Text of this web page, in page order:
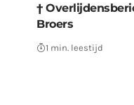
†
Broers
1 min. leestijd